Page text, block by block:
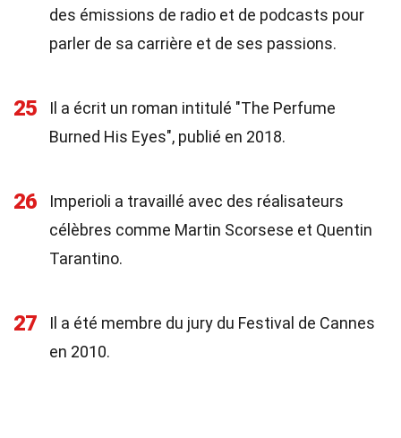
des émissions de radio et de podcasts pour
parler de sa carrière et de ses passions.
25
Il a écrit un roman intitulé "The Perfume
Burned His Eyes", publié en 2018.
26
Imperioli a travaillé avec des réalisateurs
célèbres comme Martin Scorsese et Quentin
Tarantino.
27
Il a été membre du jury du Festival de Cannes
en 2010.